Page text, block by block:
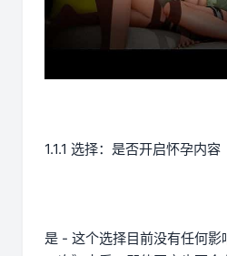
1.1.1 选择：是否开启怀孕内容
是 - 这个选择目前没有任何影